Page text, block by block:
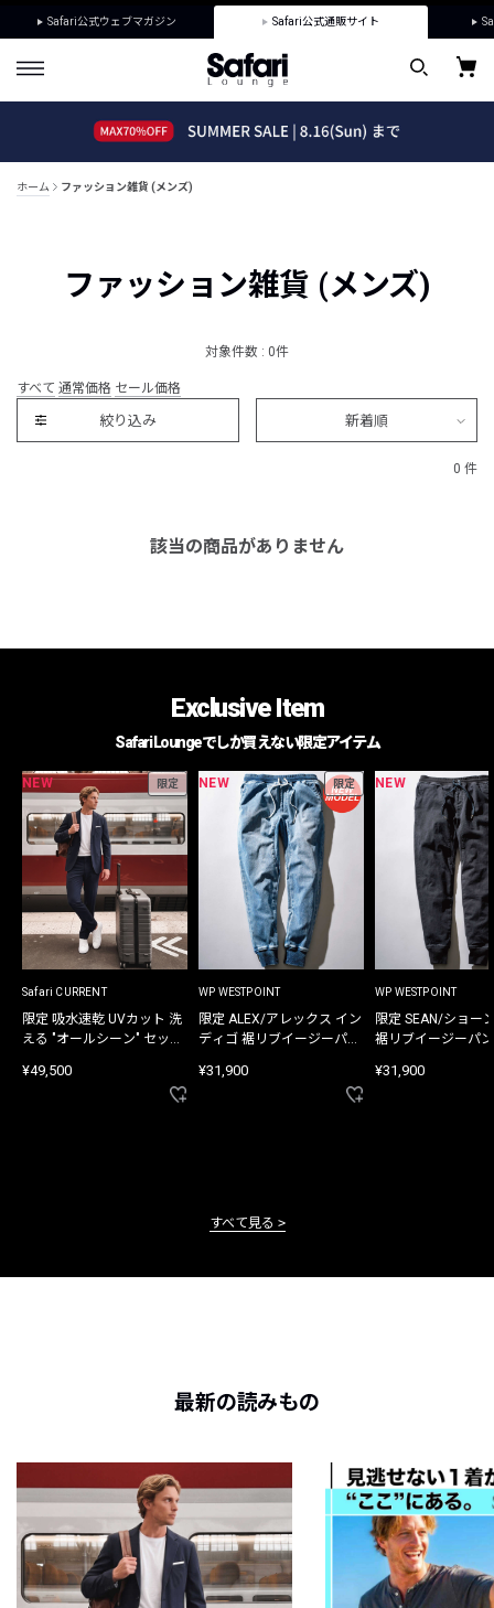
Safari公式ウェブマガジン Safari公式通販サイト
ホーム ファッション雑貨 (メンズ)
ファッション雑貨 (メンズ)
対象件数 : 0件
すべて 通常価格 セール価格
絞り込み 新着順
0 件
該当の商品がありません
Exclusive Item
Safari Loungeでしか買えない限定アイテム
NEW 限定
Safari CURRENT
限定 吸水速乾 UVカット 洗
える "オールシーン" セット
¥49,500
NEW 限定
WP WESTPOINT
限定 ALEX/アレックス イン
ディゴ 裾リブイージーパン
¥31,900
NEW
WP WESTPOINT
限定 SEAN/ショー
裾リブイージーパ
¥31,900
すべて見る
最新の読みもの